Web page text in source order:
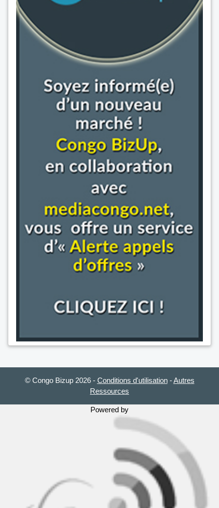
© Congo Bizup 2026 - Conditions d'utilisation-Autres
Ressources
Powered by